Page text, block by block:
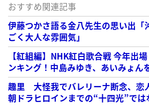
おすすめ関連記事
伊藤つかさ語る金八先生の思い出「
ごく大人な雰囲気」
【紅組編】NHK紅白歌合戦 今年出
ンキング！中島みゆき、あいみょん
趣里 大怪我でバレリーナ断念、恋
朝ドラヒロインまでの“十四光”では